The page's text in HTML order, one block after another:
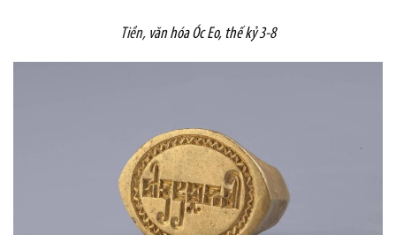
Tiền, văn hóa Óc Eo, thế kỷ 3-8